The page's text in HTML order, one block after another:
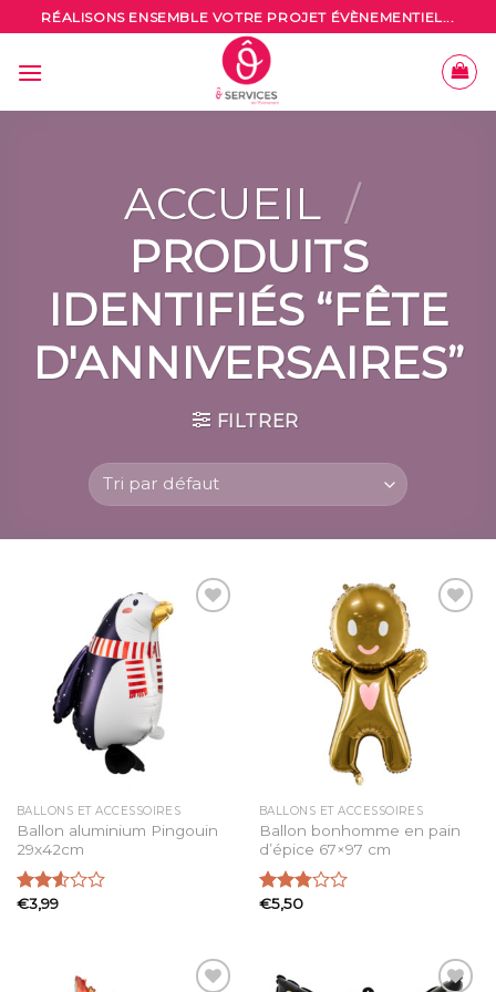
to
content
RÉALISONS ENSEMBLE VOTRE PROJET ÉVÈNEMENTIEL...
ACCUEIL /
PRODUITS
IDENTIFIÉS “FÊTE
D'ANNIVERSAIRES”
FILTRER
BALLONS ET ACCESSOIRES
Ballon aluminium Pingouin
29x42cm
Note
€3,99
Ajouter
BALLONS ET ACCESSOIRES
Ballon bonhomme en pain
d’épice 67×97 cm
Note
€5,50